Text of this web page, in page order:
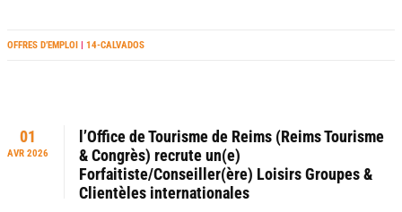
OFFRES D’EMPLOI | 14-CALVADOS
01
AVR 2026
l’Office de Tourisme de Reims (Reims Tourisme
& Congrès) recrute un(e)
Forfaitiste/Conseiller(ère) Loisirs Groupes &
Clientèles internationales